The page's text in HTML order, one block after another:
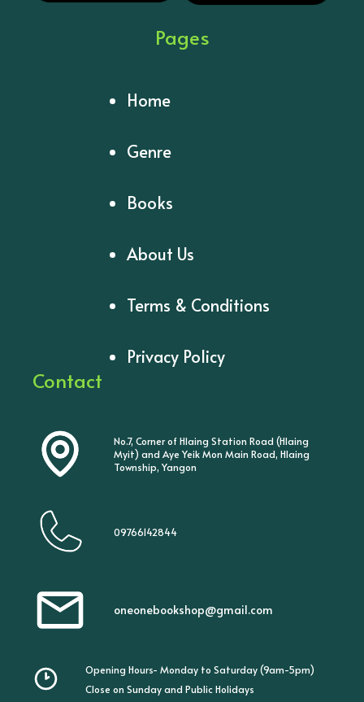
Pages
Home
Genre
Books
About Us
Terms & Conditions
Privacy Policy
Contact
No.7, Corner of Hlaing Station Road (Hlaing
Myit) and Aye Yeik Mon Main Road, Hlaing
Township, Yangon
09766142844
oneonebookshop@gmail.com
Opening Hours- Monday to Saturday (9am-5pm)
Close on Sunday and Public Holidays